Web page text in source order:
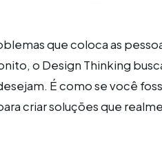
que coloca as
o Design Thinking
É como se você
criar soluções que